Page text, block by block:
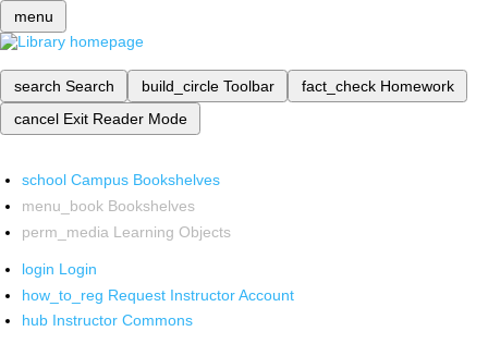
menu
search Search build_circle Toolbar fact_check Homework
cancel Exit Reader Mode
school Campus Bookshelves
menu_book Bookshelves
perm_media Learning Objects
login Login
how_to_reg Request Instructor Account
hub Instructor Commons